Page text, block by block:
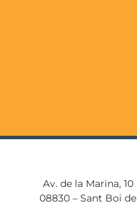
Av. de la Marina, 10
08830 – Sant Boi de